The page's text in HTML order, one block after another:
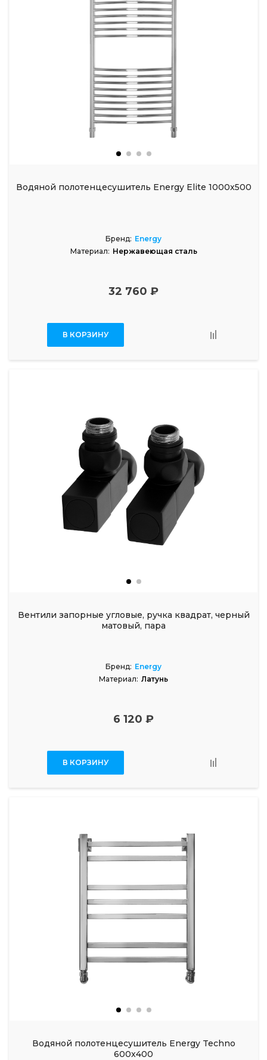
Водяной полотенцесушитель Energy Elite 1000x500
Бренд: Energy
Материал: Нержавеющая сталь
32 760 ₽
В КОРЗИНУ
Вентили запорные угловые, ручка квадрат, черный
матовый, пара
Бренд: Energy
Материал: Латунь
6 120 ₽
В КОРЗИНУ
Водяной полотенцесушитель Energy Techno
600x400